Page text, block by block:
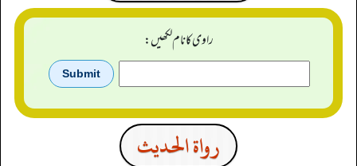
راوی کا نام لکھیں:
رواة الحدیث